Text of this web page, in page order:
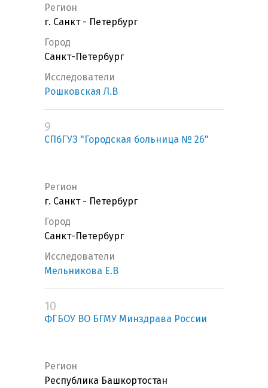
Регион
г. Санкт - Петербург
Город
Санкт-Петербург
Исследователи
Рошковская Л.В
9
СПбГУЗ "Городская больница № 26"
Регион
г. Санкт - Петербург
Город
Санкт-Петербург
Исследователи
Мельникова Е.В
10
ФГБОУ ВО БГМУ Минздрава России
Регион
Республика Башкортостан